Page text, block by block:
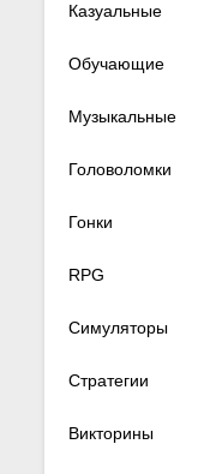
Казуальные
Обучающие
Музыкальные
Головоломки
Гонки
RPG
Симуляторы
Стратегии
Викторины